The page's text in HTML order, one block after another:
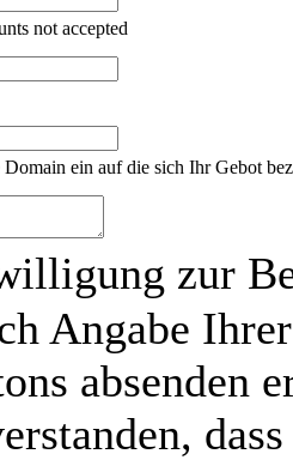
not accepted
Domain ein auf die sich Ihr Gebot
zur
Angabe
absenden